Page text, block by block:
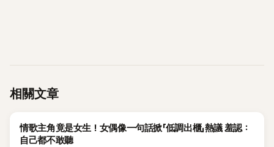
相關文章
K-POP
情歌主角竟是女生！女偶像一句話掀「低調出櫃」熱議 羞認：
自己都不敢聽